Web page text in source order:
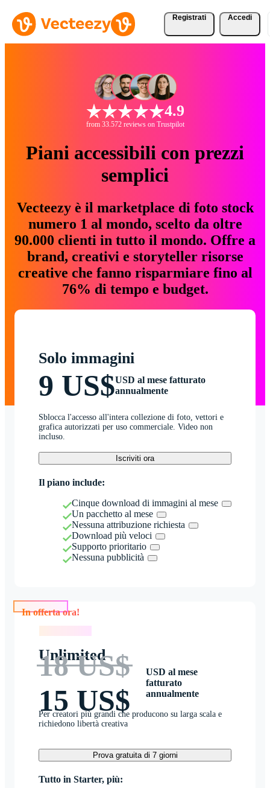
Registrati Accedi
4.9
from 33.572 reviews on Trustpilot
Piani accessibili con prezzi
semplici
Vecteezy è il marketplace di foto stock
numero 1 al mondo, scelto da oltre
90.000 clienti in tutto il mondo. Offre a
brand, creativi e storyteller risorse
creative che fanno risparmiare fino al
76% di tempo e budget.
Solo immagini
9 US$USD al mese fatturato
annualmente
Sblocca l'accesso all'intera collezione di foto, vettori e
grafica autorizzati per uso commerciale. Video non
incluso.
Iscriviti ora
Il piano include:
Cinque download di immagini al mese
Un pacchetto al mese
Nessuna attribuzione richiesta
Download più veloci
Supporto prioritario
Nessuna pubblicità
Unlimited
18 US$
15 US$
USD al mese
fatturato
annualmente
Per creatori più grandi che producono su larga scala e
richiedono libertà creativa
Prova gratuita di 7 giorni
Tutto in Starter, più: